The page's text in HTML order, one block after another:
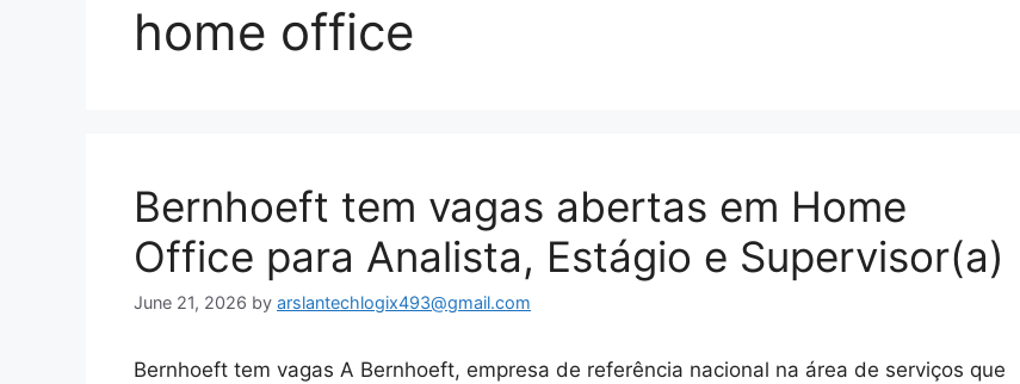
home office
Bernhoeft tem vagas abertas em Home
Office para Analista, Estágio e Supervisor(a)
June 21, 2026 by arslantechlogix493@gmail.com
Bernhoeft tem vagas A Bernhoeft, empresa de referência nacional na área de serviços que